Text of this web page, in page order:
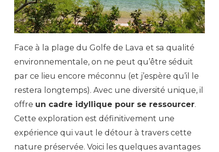
Face à la plage du Golfe de Lava et sa qualité
environnementale, on ne peut qu’être séduit
par ce lieu encore méconnu (et j’espère qu’il le
restera longtemps). Avec une diversité unique, il
offre un cadre idyllique pour se ressourcer.
Cette exploration est définitivement une
expérience qui vaut le détour à travers cette
nature préservée. Voici les quelques avantages